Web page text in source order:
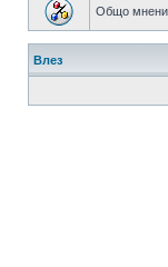
Общо
Влез